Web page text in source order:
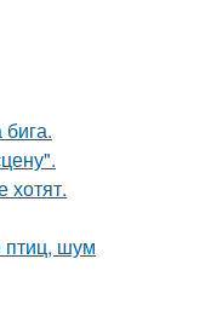
хотят.
птиц, шум